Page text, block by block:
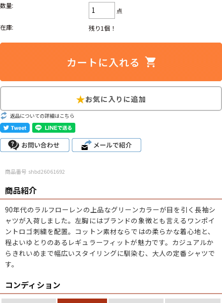
レディース
雑貨/小物
Search by Particularこだわりから探す
Search by Sizeサイズから探す（メンズ）
ジャケット XS S M
長袖シャツ
半袖シャツ XS S M L XL
Tシャツ XS S M L XL
W30以下 W31,W32 W33,W34
数量:
点
在庫:
残り1個！
返品についての詳細はこちら
商品番号 shbd26061692
商品紹介
90年代のラルフローレンの上品なグリーンカラーが目を引く長袖シ
ャツが入荷しました。左胸にはブランドの象徴とも言えるワンポイ
ントロゴ刺繍を配置。コットン素材ならではの柔らかな着心地と、
程よいゆとりのあるレギュラーフィットが魅力です。カジュアルか
らきれいめまで幅広いスタイリングに馴染む、大人の定番シャツで
す。
コンディション